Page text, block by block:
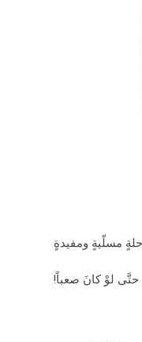
مسلّيةٍ ومفيدةٍ
لوْ كانَ صعباً!